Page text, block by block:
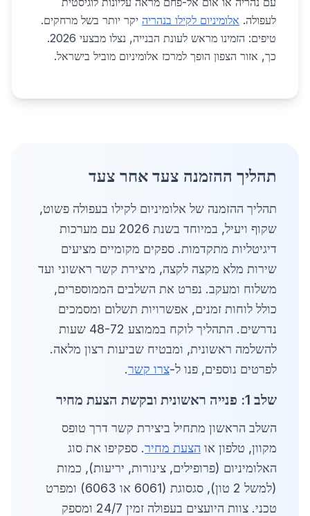
לעפולה. אלומיניום לקילו בנהריה יקר יותר בשל מרחקים.
טיפים: הזמינו מראש לעונת הבנייה, נצלו מבצעי 2026.
כך, אזור הצפון הופך למרכז אלומיניום מוביל בישראל.
תהליך ההזמנה צעד אחר צעד
תהליך ההזמנה של אלומיניום לקילו בעפולה פשוט,
שקוף ויעיל, במיוחד בשנת 2026 עם מערכות
דיגיטליות מתקדמות. ספקים מקומיים מציעים
שירות מלא מקצה לקצה, מיצירת קשר ראשוני ועד
משלוח ומעקב. נפרט את השלבים הממוספרים,
כולל לוחות זמנים, אפשרויות תשלום ומסמכים
נדרשים. התהליך לוקח בממוצע 48-72 שעות
להשלמה ראשונית, ומבטיח שביעות רצון מלאה.
לפרטים נוספים, פנו ל-צרו קשר.
שלב 1: פנייה ראשונית ובקשת הצעת מחיר
השלב הראשון מתחיל ביצירת קשר דרך טופס
מקוון, טלפון או הצעת מחיר. ספקיפו את סוג
האלומיניום (פרופילים, צינורות, יריעות), כמות
(למשל 2 טון), סגסוגת (6061 או 6063) ומפרט
טכני. צוות היועצים בעפולה זמין 24/7 ומספק